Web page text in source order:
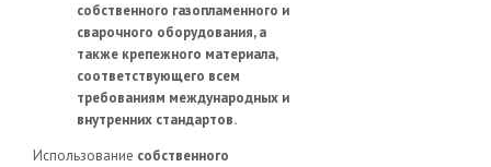
собственного газопламенного и
сварочного оборудования, а
также крепежного материала,
соответствующего всем
требованиям международных и
внутренних стандартов.
Использование собственного